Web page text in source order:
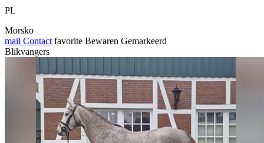
PL
Morsko
mail Contact favorite Bewaren Gemarkeerd
Blikvangers